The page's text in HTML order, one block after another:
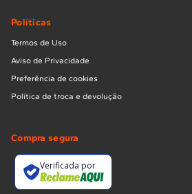
Políticas
Termos de Uso
Aviso de Privacidade
Preferência de cookies
Política de troca e devolução
Compra segura
Verificada por